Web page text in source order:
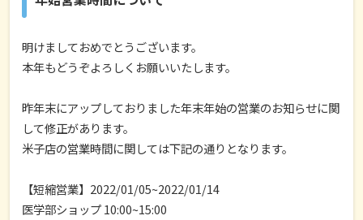
明けましておめでとうございます。
本年もどうぞよろしくお願いいたします。
昨年末にアップしておりました年末年始の営業のお知らせに関
して修正があります。
米子店の営業時間に関しては下記の通りとなります。
【短縮営業】2022/01/05~2022/01/14
医学部ショップ 10:00~15:00